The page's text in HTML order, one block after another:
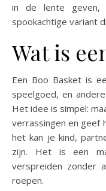
in de lente geven,
spookachtige variant
Wat is
Een Boo Basket is
speelgoed, en
Het idee is simpel:
verrassingen en geef
het kan je kind,
zijn. Het is een
verspreiden zonder
roepen.